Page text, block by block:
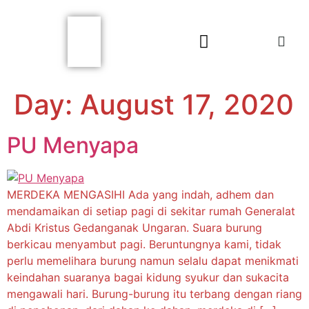
Day: August 17, 2020
PU Menyapa
MERDEKA MENGASIHI Ada yang indah, adhem dan
mendamaikan di setiap pagi di sekitar rumah Generalat
Abdi Kristus Gedanganak Ungaran. Suara burung
berkicau menyambut pagi. Beruntungnya kami, tidak
perlu memelihara burung namun selalu dapat menikmati
keindahan suaranya bagai kidung syukur dan sukacita
mengawali hari. Burung-burung itu terbang dengan riang